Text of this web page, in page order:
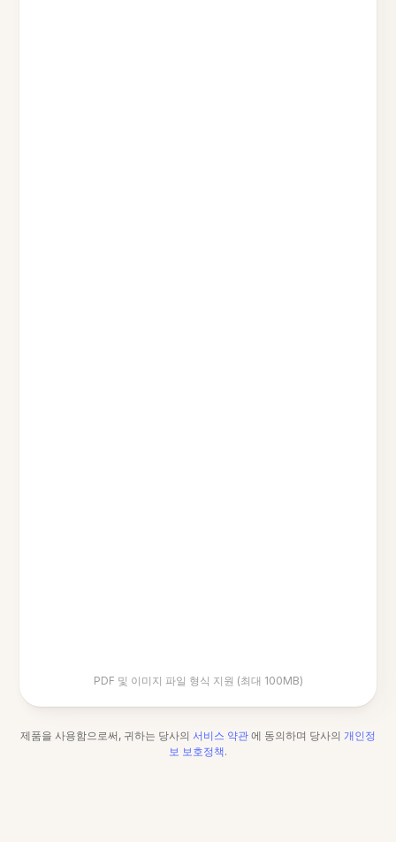
PDF 및 이미지 파일 형식 지원 (최대 100MB)
제품을 사용함으로써, 귀하는 당사의 서비스 약관 에 동의하며 당사의 개인정
보 보호정책.